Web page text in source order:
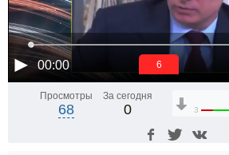
00:00 6
Просмотры
68
За сегодня
0 3